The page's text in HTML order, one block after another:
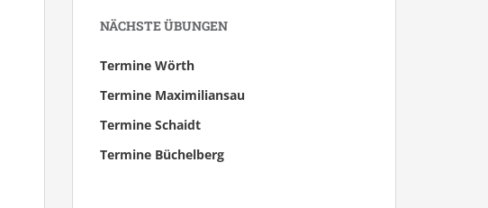
NÄCHSTE ÜBUNGEN
Termine Wörth
Termine Maximiliansau
Termine Schaidt
Termine Büchelberg